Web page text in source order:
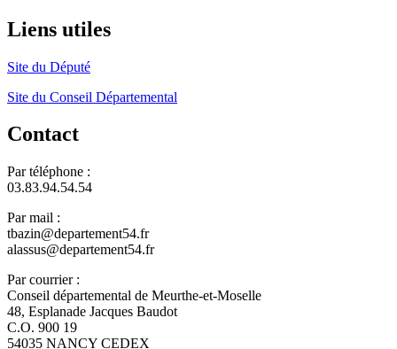
Liens utiles
Site du Député
Site du Conseil Départemental
Contact
Par téléphone :
03.83.94.54.54
Par mail :
tbazin@departement54.fr
alassus@departement54.fr
Par courrier :
Conseil départemental de Meurthe-et-Moselle
48, Esplanade Jacques Baudot
C.O. 900 19
54035 NANCY CEDEX